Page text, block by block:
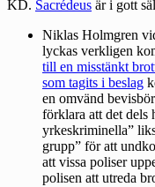
KD. Sacrédeus är i gott
Niklas Holmgren
lyckas verkligen
till en misstänkt
som tagits i beslag
en omvänd
förklara att det dels
yrkeskriminella”
grupp” för att
att vissa poliser
polisen att utreda